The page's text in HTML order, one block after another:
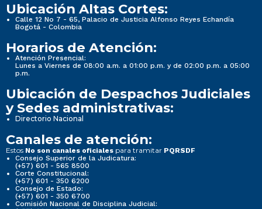
Ubicación Altas Cortes:
Calle 12 No 7 - 65, Palacio de Justicia Alfonso Reyes Echandía
Bogotá - Colombia
Horarios de Atención:
Atención Presencial:
Lunes a Viernes de 08:00 a.m. a 01:00 p.m. y de 02:00 p.m. a 05:00
p.m.
Ubicación de Despachos Judiciales
y Sedes administrativas:
Directorio Nacional
Canales de atención:
Estos No son canales oficiales para tramitar PQRSDF
Consejo Superior de la Judicatura:
(+57) 601 - 565 8500
Corte Constitucional:
(+57) 601 - 350 6200
Consejo de Estado:
(+57) 601 - 350 6700
Comisión Nacional de Disciplina Judicial: